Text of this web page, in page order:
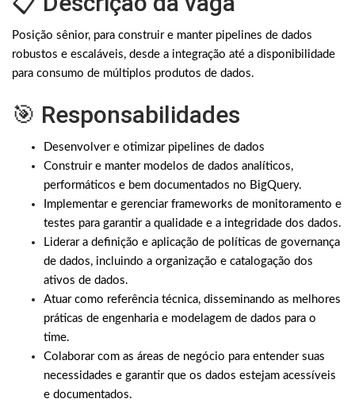
Posição sênior, para construir e manter pipelines de dados
robustos e escaláveis, desde a integração até a disponibilidade
para consumo de múltiplos produtos de dados.
🎯 Responsabilidades
Desenvolver e otimizar pipelines de dados
Construir e manter modelos de dados analíticos,
performáticos e bem documentados no BigQuery.
Implementar e gerenciar frameworks de monitoramento e
testes para garantir a qualidade e a integridade dos dados.
Liderar a definição e aplicação de políticas de governança
de dados, incluindo a organização e catalogação dos
ativos de dados.
Atuar como referência técnica, disseminando as melhores
práticas de engenharia e modelagem de dados para o
time.
Colaborar com as áreas de negócio para entender suas
necessidades e garantir que os dados estejam acessíveis
e documentados.